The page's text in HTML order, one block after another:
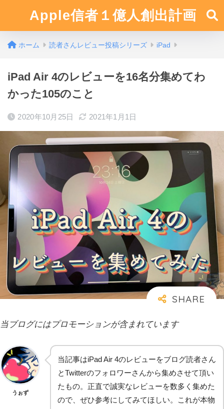
Apple信者１億人創出計画
ホーム 読者さんレビュー投稿シリーズ iPad
iPad Air 4のレビューを16名分集めてわ
かった105のこと
2020年10月25日 2021年1月1日
当ブログにはプロモーションが含まれています
うぉず
当記事はiPad Air 4のレビューをブログ読者さん
とTwitterのフォロワーさんから集めさせて頂い
たもの。正直で誠実なレビューを数多く集めた
ので、ぜひ参考にしてみてほしい。これが本物